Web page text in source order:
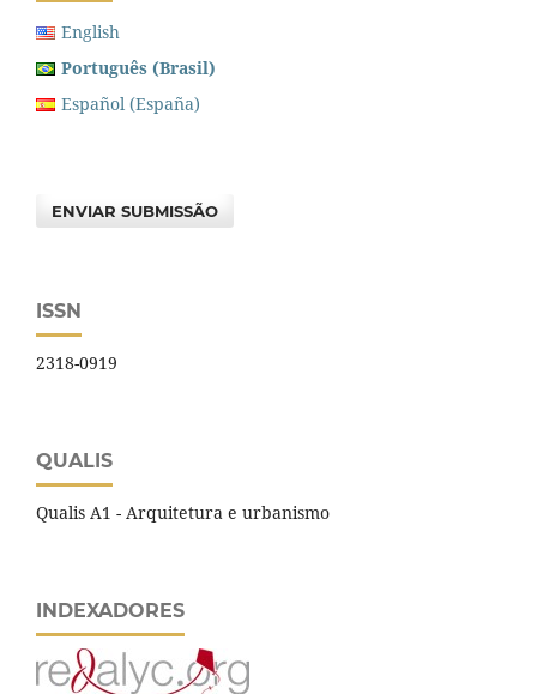
English
Português (Brasil)
Español (España)
ENVIAR SUBMISSÃO
ISSN
2318-0919
QUALIS
Qualis A1 - Arquitetura e urbanismo
INDEXADORES